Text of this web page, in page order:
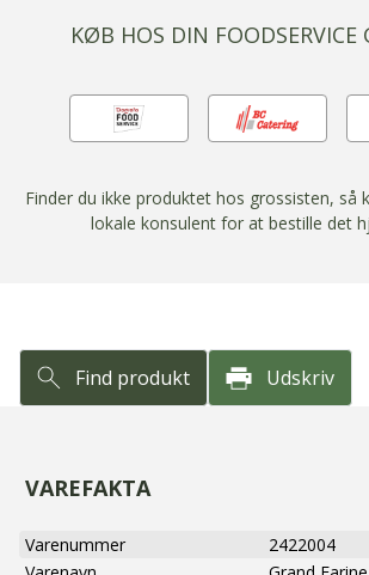
KØB HOS DIN FOODSERVICE
Finder du ikke produktet hos grossisten, så
lokale konsulent for at bestille det
Find produkt Udskriv
VAREFAKTA
Varenummer
2422004